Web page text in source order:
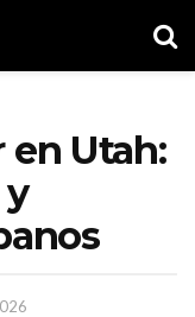
Utah: